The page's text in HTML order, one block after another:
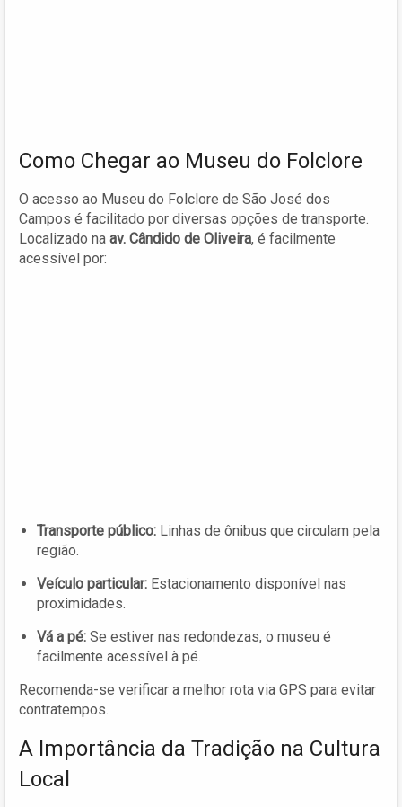
Como Chegar ao Museu do Folclore
O acesso ao Museu do Folclore de São José dos
Campos é facilitado por diversas opções de transporte.
Localizado na av. Cândido de Oliveira, é facilmente
acessível por:
Transporte público: Linhas de ônibus que circulam pela
região.
Veículo particular: Estacionamento disponível nas
proximidades.
Vá a pé: Se estiver nas redondezas, o museu é
facilmente acessível à pé.
Recomenda-se verificar a melhor rota via GPS para evitar
contratempos.
A Importância da Tradição na Cultura
Local